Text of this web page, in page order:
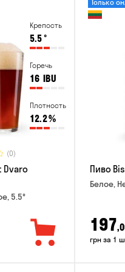
Крепость
5.5°
Горечь
16 IBU
Плотность
12.2%
(0)
Dvaro
5.5°
Только
Пиво
Белое,
197
грн за 1